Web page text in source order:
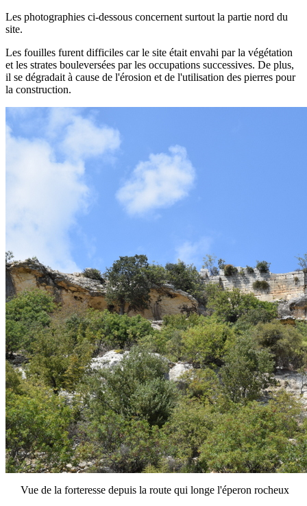
Les photographies ci-dessous concernent surtout la partie nord du
site.
Les fouilles furent difficiles car le site était envahi par la végétation
et les strates bouleversées par les occupations successives. De plus,
il se dégradait à cause de l'érosion et de l'utilisation des pierres pour
la construction.
Vue de la forteresse depuis la route qui longe l'éperon rocheux